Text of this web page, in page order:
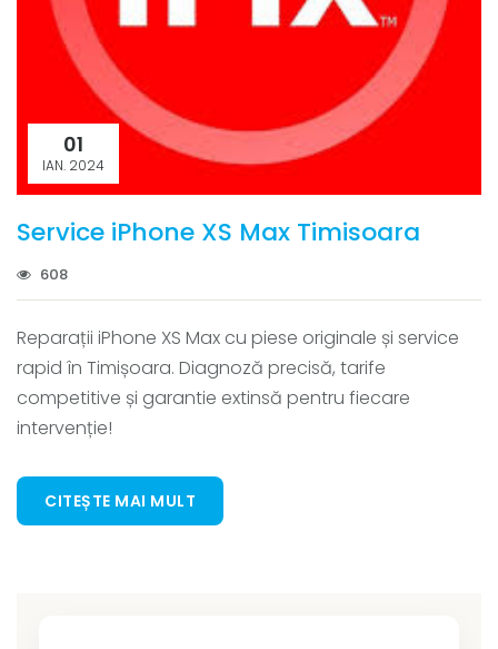
01
IAN. 2024
Service iPhone XS Max Timisoara
608
Reparații iPhone XS Max cu piese originale și service
rapid în Timișoara. Diagnoză precisă, tarife
competitive și garantie extinsă pentru fiecare
intervenție!
CITEȘTE MAI MULT